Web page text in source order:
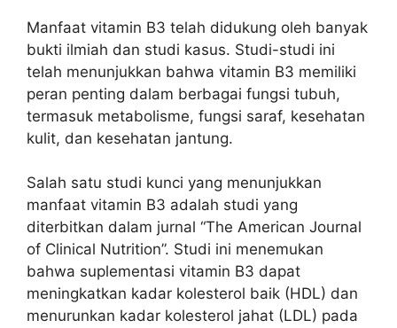
Manfaat vitamin B3 telah didukung oleh banyak
bukti ilmiah dan studi kasus. Studi-studi ini
telah menunjukkan bahwa vitamin B3 memiliki
peran penting dalam berbagai fungsi tubuh,
termasuk metabolisme, fungsi saraf, kesehatan
kulit, dan kesehatan jantung.
Salah satu studi kunci yang menunjukkan
manfaat vitamin B3 adalah studi yang
diterbitkan dalam jurnal “The American Journal
of Clinical Nutrition”. Studi ini menemukan
bahwa suplementasi vitamin B3 dapat
meningkatkan kadar kolesterol baik (HDL) dan
menurunkan kadar kolesterol jahat (LDL) pada